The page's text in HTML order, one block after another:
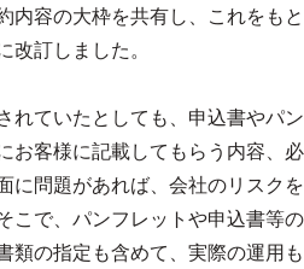
内容の大枠を共有し、これをもと
訂しました。
れていたとしても、申込書やパン
お客様に記載してもらう内容、必
に問題があれば、会社のリスクを
こで、パンフレットや申込書等の
類の指定も含めて、実際の運用も